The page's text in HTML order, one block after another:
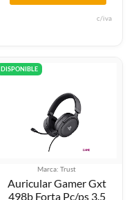
c/iva
DISPONIBLE
Marca: Trust
Auricular Gamer Gxt
498b Forta Pc/ps 3.5